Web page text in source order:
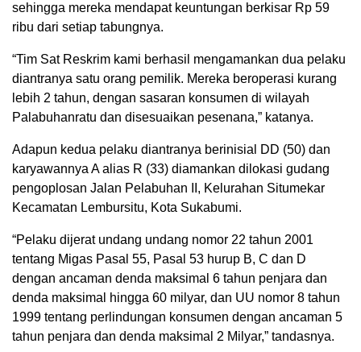
sehingga mereka mendapat keuntungan berkisar Rp 59
ribu dari setiap tabungnya.
“Tim Sat Reskrim kami berhasil mengamankan dua pelaku
diantranya satu orang pemilik. Mereka beroperasi kurang
lebih 2 tahun, dengan sasaran konsumen di wilayah
Palabuhanratu dan disesuaikan pesenana,” katanya.
Adapun kedua pelaku diantranya berinisial DD (50) dan
karyawannya A alias R (33) diamankan dilokasi gudang
pengoplosan Jalan Pelabuhan II, Kelurahan Situmekar
Kecamatan Lembursitu, Kota Sukabumi.
“Pelaku dijerat undang undang nomor 22 tahun 2001
tentang Migas Pasal 55, Pasal 53 hurup B, C dan D
dengan ancaman denda maksimal 6 tahun penjara dan
denda maksimal hingga 60 milyar, dan UU nomor 8 tahun
1999 tentang perlindungan konsumen dengan ancaman 5
tahun penjara dan denda maksimal 2 Milyar,” tandasnya.